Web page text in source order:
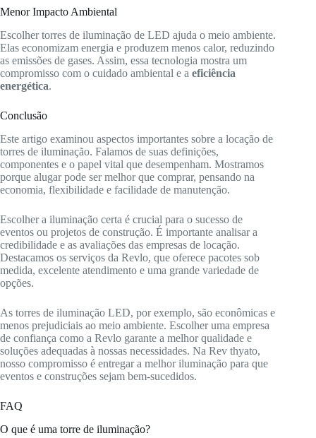
Menor Impacto Ambiental
Escolher torres de iluminação de LED ajuda o meio ambiente.
Elas economizam energia e produzem menos calor, reduzindo
as emissões de gases. Assim, essa tecnologia mostra um
compromisso com o cuidado ambiental e a eficiência
energética.
Conclusão
Este artigo examinou aspectos importantes sobre a locação de
torres de iluminação. Falamos de suas definições,
componentes e o papel vital que desempenham. Mostramos
porque alugar pode ser melhor que comprar, pensando na
economia, flexibilidade e facilidade de manutenção.
Escolher a iluminação certa é crucial para o sucesso de
eventos ou projetos de construção. É importante analisar a
credibilidade e as avaliações das empresas de locação.
Destacamos os serviços da Revlo, que oferece pacotes sob
medida, excelente atendimento e uma grande variedade de
opções.
As torres de iluminação LED, por exemplo, são econômicas e
menos prejudiciais ao meio ambiente. Escolher uma empresa
de confiança como a Revlo garante a melhor qualidade e
soluções adequadas à nossas necessidades. Na Rev thyato,
nosso compromisso é entregar a melhor iluminação para que
eventos e construções sejam bem-sucedidos.
FAQ
O que é uma torre de iluminação?